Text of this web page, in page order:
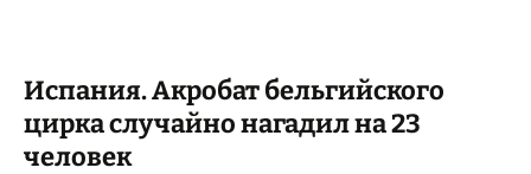
Испания. Акробат бельгийского
цирка случайно нагадил на 23
человек